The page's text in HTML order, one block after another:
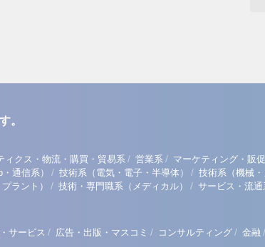
。
ィクス・物流・購買・貿易系 / 営業系 / マーケティング・販
通信系） / 技術系（電気・電子・半導体） / 技術系（機械・
ラント） / 技術・専門職系（メディカル） / サービス・流通
サービス / 広告・出版・マスコミ / コンサルティング / 金融 /